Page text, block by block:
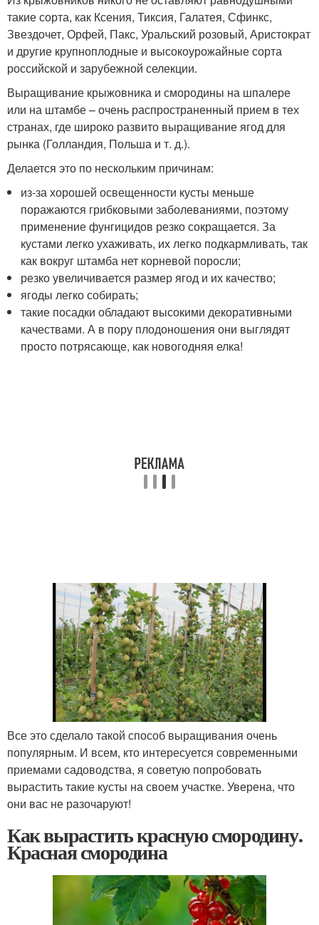
такие сорта, как Ксения, Тиксия, Галатея, Сфинкс,
Звездочет, Орфей, Пакс, Уральский розовый, Аристократ
и другие крупноплодные и высокоурожайные сорта
российской и зарубежной селекции.
Выращивание крыжовника и смородины на шпалере
или на штамбе – очень распространенный прием в тех
странах, где широко развито выращивание ягод для
рынка (Голландия, Польша и т. д.).
Делается это по нескольким причинам:
из-за хорошей освещенности кусты меньше
поражаются грибковыми заболеваниями, поэтому
применение фунгицидов резко сокращается. За
кустами легко ухаживать, их легко подкармливать, так
как вокруг штамба нет корневой поросли;
резко увеличивается размер ягод и их качество;
ягоды легко собирать;
такие посадки обладают высокими декоративными
качествами. А в пору плодоношения они выглядят
просто потрясающе, как новогодняя елка!
Все это сделало такой способ выращивания очень
популярным. И всем, кто интересуется современными
приемами садоводства, я советую попробовать
вырастить такие кусты на своем участке. Уверена, что
они вас не разочаруют!
Как вырастить красную смородину.
Красная смородина